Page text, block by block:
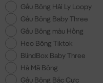
Gấu Bông Hải Ly Loopy
Gấu Bông Baby Three
Gấu Bông màu Hồng
Heo Bông Tiktok
BlindBox Baby Three
Hà Mã Bông
Gấu Bông Bắc Cực